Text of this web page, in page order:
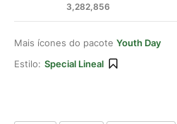
3,282,856
Mais ícones do pacote Youth Day
Estilo: Special Lineal